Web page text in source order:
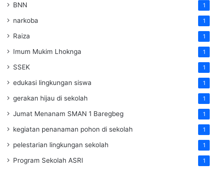
BNN 1
narkoba 1
Raiza 1
Imum Mukim Lhoknga 1
SSEK 1
edukasi lingkungan siswa 1
gerakan hijau di sekolah 1
Jumat Menanam SMAN 1 Baregbeg 1
kegiatan penanaman pohon di sekolah 1
pelestarian lingkungan sekolah 1
Program Sekolah ASRI 1